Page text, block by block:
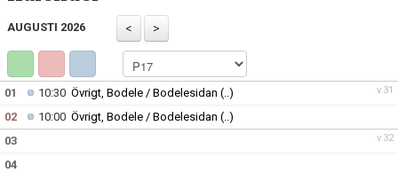
KALENDER
BILDGALLERI
AUGUSTI 2026
v.31
01 10:30 Övrigt, Bodele / Bodelesidan (..)
02
10:00 Övrigt, Bodele / Bodelesidan (..)
v.32
03
04